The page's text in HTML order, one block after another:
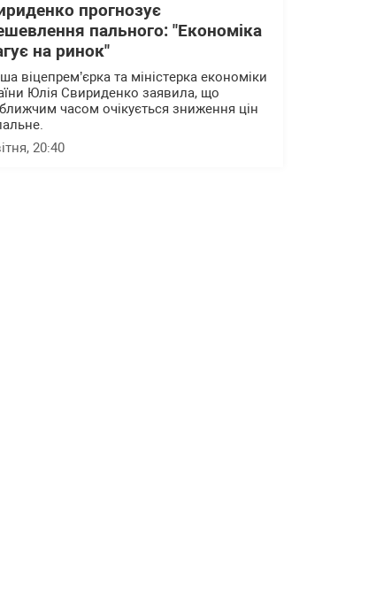
прогнозує
пального: "Економіка
на ринок"
віцепрем’єрка та міністерка економіки
Юлія Свириденко заявила, що
часом очікується зниження цін
20:40